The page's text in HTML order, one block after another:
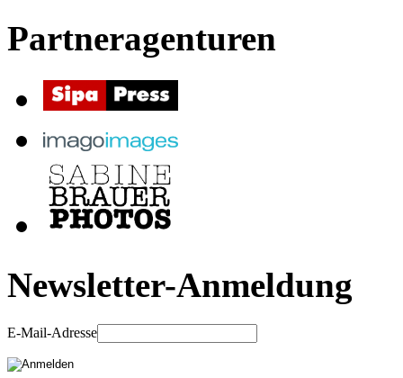
Partneragenturen
Newsletter-Anmeldung
E-Mail-Adresse